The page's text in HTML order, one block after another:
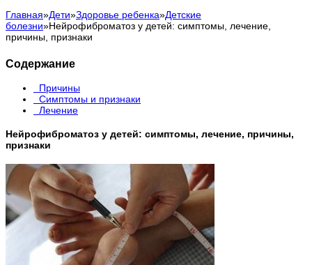
Главная»Дети»Здоровье ребенка»Детские
болезни»Нейрофиброматоз у детей: симптомы, лечение,
причины, признаки
Содержание
Причины
Симптомы и признаки
Лечение
Нейрофиброматоз у детей: симптомы, лечение, причины,
признаки